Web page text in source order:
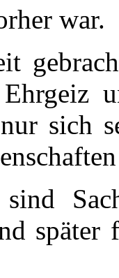
war.
sich
später